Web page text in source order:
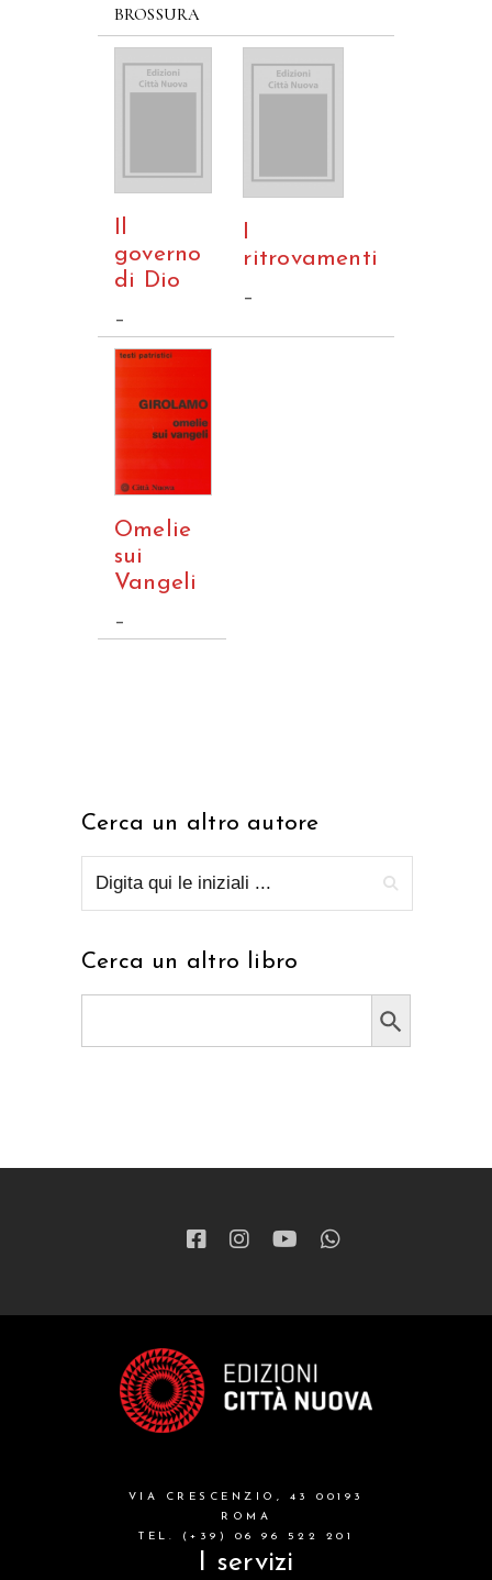
BROSSURA
Il
governo
di Dio
–
I
ritrovamenti
–
Omelie
sui
Vangeli
–
Cerca un altro autore
Cerca un altro libro
Search Button
VIA CRESCENZIO, 43 00193
ROMA
TEL. (+39) 06 96 522 201
I servizi